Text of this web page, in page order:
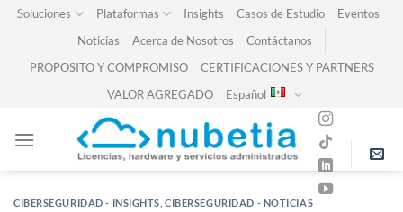
SkipSoluciones Plataformas Insights Casos de Estudio
Eventos
Noticias
Acerca de Nosotros
Contáctanos
PROPOSITO Y COMPROMISO
CERTIFICACIONES Y PARTNERS
VALOR AGREGADO
Español
CIBERSEGURIDAD - INSIGHTS ,CIBERSEGURIDAD - NOTICIAS